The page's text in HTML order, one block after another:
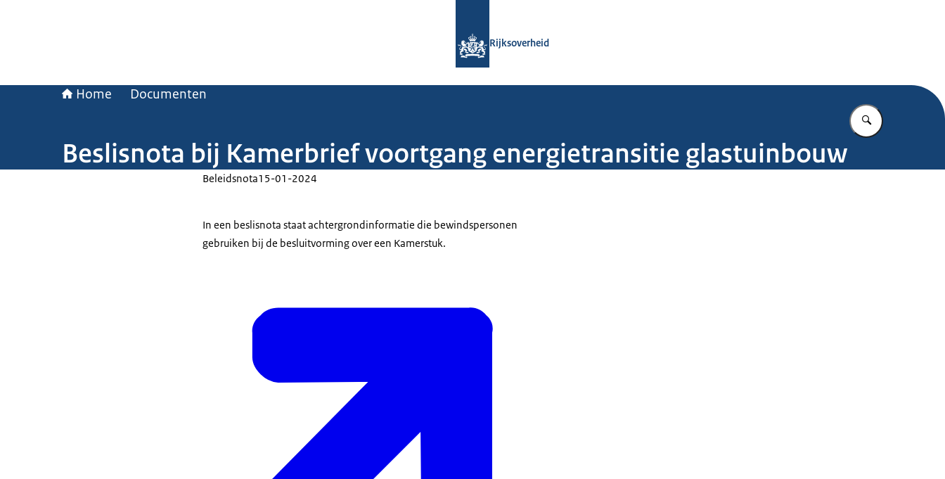
Rijksoverheid
Home Documenten
Vul in wat u
Beslisnota bij Kamerbrief voortgang energietransitie glastuinbouw
Beleidsnota15-01-2024
In een beslisnota staat achtergrondinformatie die bewindspersonen
gebruiken bij de besluitvorming over een Kamerstuk.